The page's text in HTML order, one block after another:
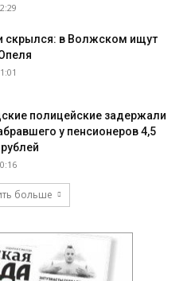
скрылся: в Волжском ищут
полицейские задержали
у пенсионеров 4,5
больше